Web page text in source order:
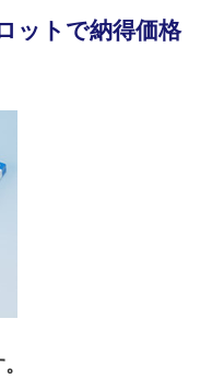
ットで納得価格